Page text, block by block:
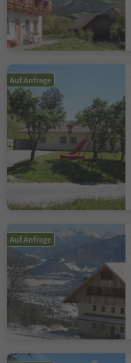
Auf Anfrage
Auf Anfrage